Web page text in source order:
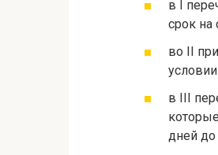
в I
срок на
во II
в III
дней до